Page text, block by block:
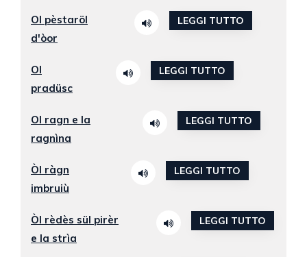
Ol pèstaröl
d'òor
LEGGI TUTTO
Ol
pradüsc
LEGGI TUTTO
Ol ragn e la
ragnìna
LEGGI TUTTO
Òl ràgn
imbruiù
LEGGI TUTTO
Òl rèdès sül pirèr
e la strìa
LEGGI TUTTO